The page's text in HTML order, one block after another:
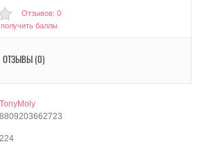
Отзывов: 0
баллы
ОТЗЫВЫ (0)
TonyMoly
8809203662723
224